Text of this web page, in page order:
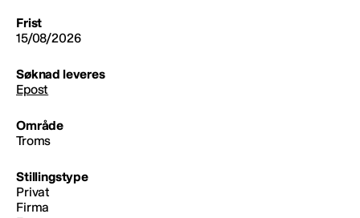
Frist
15/08/2026
Søknad leveres
Epost
Område
Troms
Stillingstype
Privat
Firma